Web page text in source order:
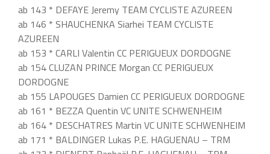
ab 143 * DEFAYE Jeremy TEAM CYCLISTE AZUREEN
ab 146 * SHAUCHENKA Siarhei TEAM CYCLISTE
AZUREEN
ab 153 * CARLI Valentin CC PERIGUEUX DORDOGNE
ab 154 CLUZAN PRINCE Morgan CC PERIGUEUX
DORDOGNE
ab 155 LAPOUGES Damien CC PERIGUEUX DORDOGNE
ab 161 * BEZZA Quentin VC UNITE SCHWENHEIM
ab 164 * DESCHATRES Martin VC UNITE SCHWENHEIM
ab 171 * BALDINGER Lukas P.E. HAGUENAU – TRM